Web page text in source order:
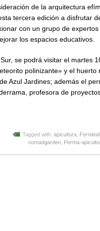
de la arquitectura
tercera edición a disfrutar
con un grupo de
los espacios educativos.
se podrá visitar el martes
polinizante» y el huerto
Azul Jardines; además el
profesora de
Tagged with: apicultura
nomadgarden Perma-